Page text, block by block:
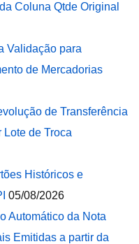
Coluna Qtde Original
Validação para
de Mercadorias
de Transferência
de Troca
Históricos e
05/08/2026
Automático da Nota
Emitidas a partir da